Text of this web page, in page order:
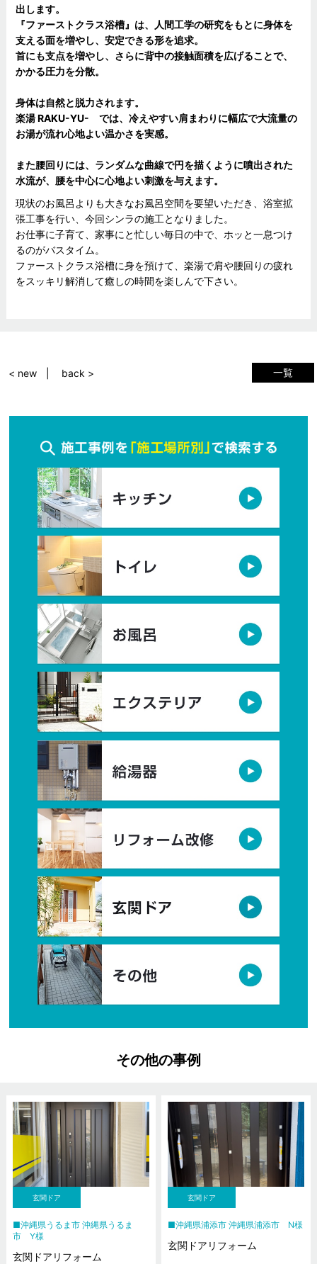
出します。
『ファーストクラス浴槽』は、人間工学の研究をもとに身体を
支える面を増やし、安定できる形を追求。
首にも支点を増やし、さらに背中の接触面積を広げることで、
かかる圧力を分散。
身体は自然と脱力されます。
楽湯 RAKU-YU- では、冷えやすい肩まわりに幅広で大流量の
お湯が流れ心地よい温かさを実感。
また腰回りには、ランダムな曲線で円を描くように噴出された
水流が、腰を中心に心地よい刺激を与えます。
現状のお風呂よりも大きなお風呂空間を要望いただき、浴室拡
張工事を行い、今回シンラの施工となりました。
お仕事に子育て、家事にと忙しい毎日の中で、ホッと一息つけ
るのがバスタイム。
ファーストクラス浴槽に身を預けて、楽湯で肩や腰回りの疲れ
をスッキリ解消して癒しの時間を楽しんで下さい。
一覧
< new back >
その他の事例
玄関ドア
沖縄県うるま市 沖縄県うるま
市 Y様
玄関ドアリフォーム
玄関ドア
沖縄県浦添市 沖縄県浦添市 N様
玄関ドアリフォーム